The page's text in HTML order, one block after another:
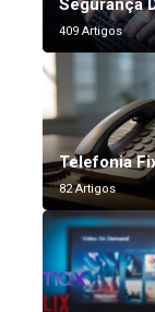
Segurança
409 Artigos
Telefonia
82 Artigos